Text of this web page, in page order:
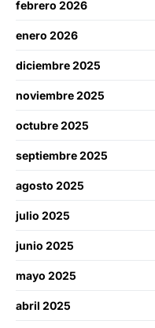
febrero 2026
enero 2026
diciembre 2025
noviembre 2025
octubre 2025
septiembre 2025
agosto 2025
julio 2025
junio 2025
mayo 2025
abril 2025